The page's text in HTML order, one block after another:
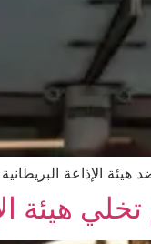
هيئة الإذاعة
هيئة